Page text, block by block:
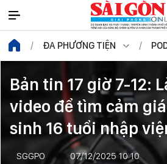
ĐA PHƯƠNG TIỆN
Bản tin 17 giờ 7-12:
video để tìm cảm
sinh 16 tuổi nhập
SGGPO 07/12/2025 10:10